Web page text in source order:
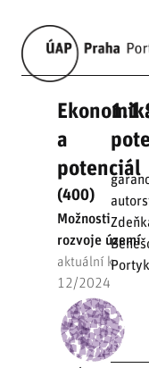
a
potenciál
(400)
Možnosti
rozvoje území
aktuální k
12/2024
1.1